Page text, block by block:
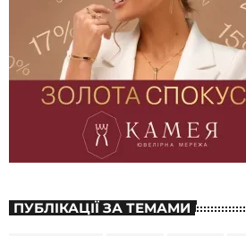
ПУБЛІКАЦІЇ ЗА ТЕМАМИ